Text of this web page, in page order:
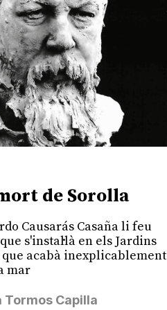
de Sorolla
Causarás Casaña li feu
s'instal·là en els Jardins
que acabà inexplicablement
mar
Tormos Capilla